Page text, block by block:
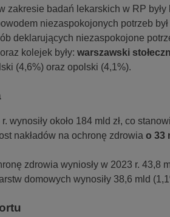
zakresie badań lekarskich w RP były
niezaspokojonych potrzeb
deklarujących niezaspokojone
kolejek były: warszawski
(4,6%) oraz opolski (4,1%).
wynosiły około 184 mld zł, co
nakładów na ochronę zdrowia o 33
zdrowia wyniosły w 2023 r. 43,8
domowych wynosiły 38,6 mld